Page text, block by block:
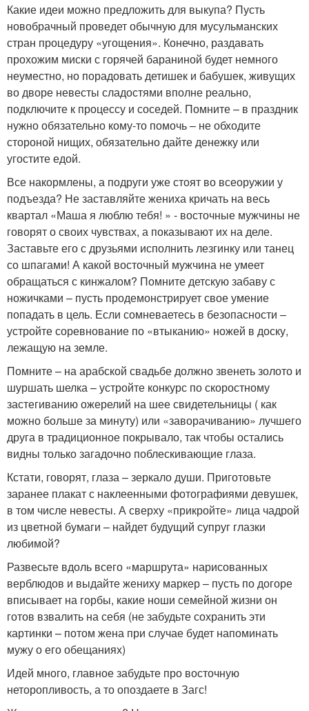
Какие идеи можно предложить для выкупа? Пусть
новобрачный проведет обычную для мусульманских
стран процедуру «угощения». Конечно, раздавать
прохожим миски с горячей бараниной будет немного
неуместно, но порадовать детишек и бабушек, живущих
во дворе невесты сладостями вполне реально,
подключите к процессу и соседей. Помните – в праздник
нужно обязательно кому-то помочь – не обходите
стороной нищих, обязательно дайте денежку или
угостите едой.
Все накормлены, а подруги уже стоят во всеоружии у
подъезда? Не заставляйте жениха кричать на весь
квартал «Маша я люблю тебя! » - восточные мужчины не
говорят о своих чувствах, а показывают их на деле.
Заставьте его с друзьями исполнить лезгинку или танец
со шпагами! А какой восточный мужчина не умеет
обращаться с кинжалом? Помните детскую забаву с
ножичками – пусть продемонстрирует свое умение
попадать в цель. Если сомневаетесь в безопасности –
устройте соревнование по «втыканию» ножей в доску,
лежащую на земле.
Помните – на арабской свадьбе должно звенеть золото и
шуршать шелка – устройте конкурс по скоростному
застегиванию ожерелий на шее свидетельницы ( как
можно больше за минуту) или «заворачиванию» лучшего
друга в традиционное покрывало, так чтобы остались
видны только загадочно поблескивающие глаза.
Кстати, говорят, глаза – зеркало души. Приготовьте
заранее плакат с наклеенными фотографиями девушек,
в том числе невесты. А сверху «прикройте» лица чадрой
из цветной бумаги – найдет будущий супруг глазки
любимой?
Развесьте вдоль всего «маршрута» нарисованных
верблюдов и выдайте жениху маркер – пусть по догоре
вписывает на горбы, какие ноши семейной жизни он
готов взвалить на себя (не забудьте сохранить эти
картинки – потом жена при случае будет напоминать
мужу о его обещаниях)
Идей много, главное забудьте про восточную
неторопливость, а то опоздаете в Загс!